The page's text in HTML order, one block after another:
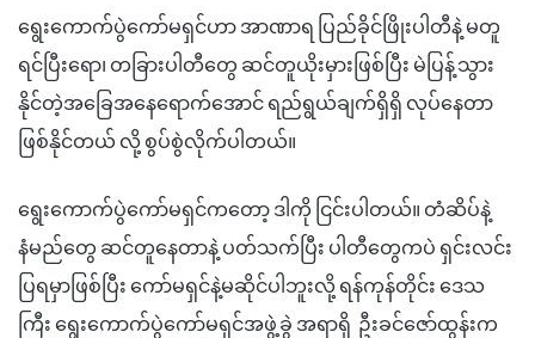
ရွေးကောက်ပွဲကော်မရှင်ဟာ အာဏာရ ပြည်ခိုင်ဖြိုးပါတီနဲ့ မတူ
ရင်ပြီးရော၊ တခြားပါတီတွေ ဆင်တူယိုးမှားဖြစ်ပြီး မဲပြန့်သွား
နိုင်တဲ့အခြေအနေရောက်အောင် ရည်ရွယ်ချက်ရှိရှိ လုပ်နေတာ
ဖြစ်နိုင်တယ် လို့ စွပ်စွဲလိုက်ပါတယ်။
ရွေးကောက်ပွဲကော်မရှင်ကတော့ ဒါကို ငြင်းပါတယ်။ တံဆိပ်နဲ့
နံမည်တွေ ဆင်တူနေတာနဲ့ ပတ်သက်ပြီး ပါတီတွေကပဲ ရှင်းလင်း
ပြရမှာဖြစ်ပြီး ကော်မရှင်နဲ့မဆိုင်ပါဘူးလို့ ရန်ကုန်တိုင်း ဒေသ
ကြီး ရွေးကောက်ပွဲကော်မရှင်အဖွဲ့ခွဲ အရာရှိ ဦးခင်ဇော်ထွန်းက